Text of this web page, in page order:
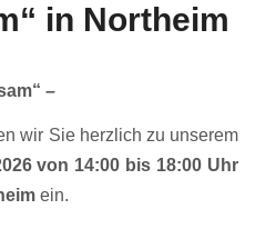
in Northeim
–
wir Sie herzlich zu unserem
von 14:00 bis 18:00 Uhr
ein.